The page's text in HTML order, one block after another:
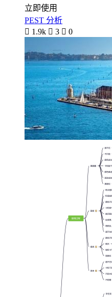
立即使用
PEST 分析
 1.9k  3  0